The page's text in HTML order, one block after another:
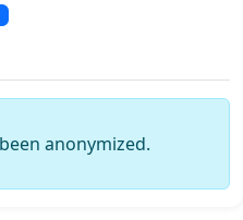
anonymized.